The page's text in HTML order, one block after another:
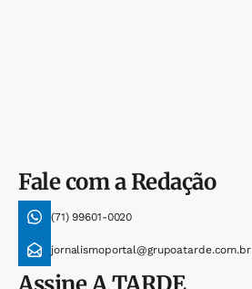
Fale com a Redação
(71) 99601-0020
jornalismoportal@grupoatarde.com.br